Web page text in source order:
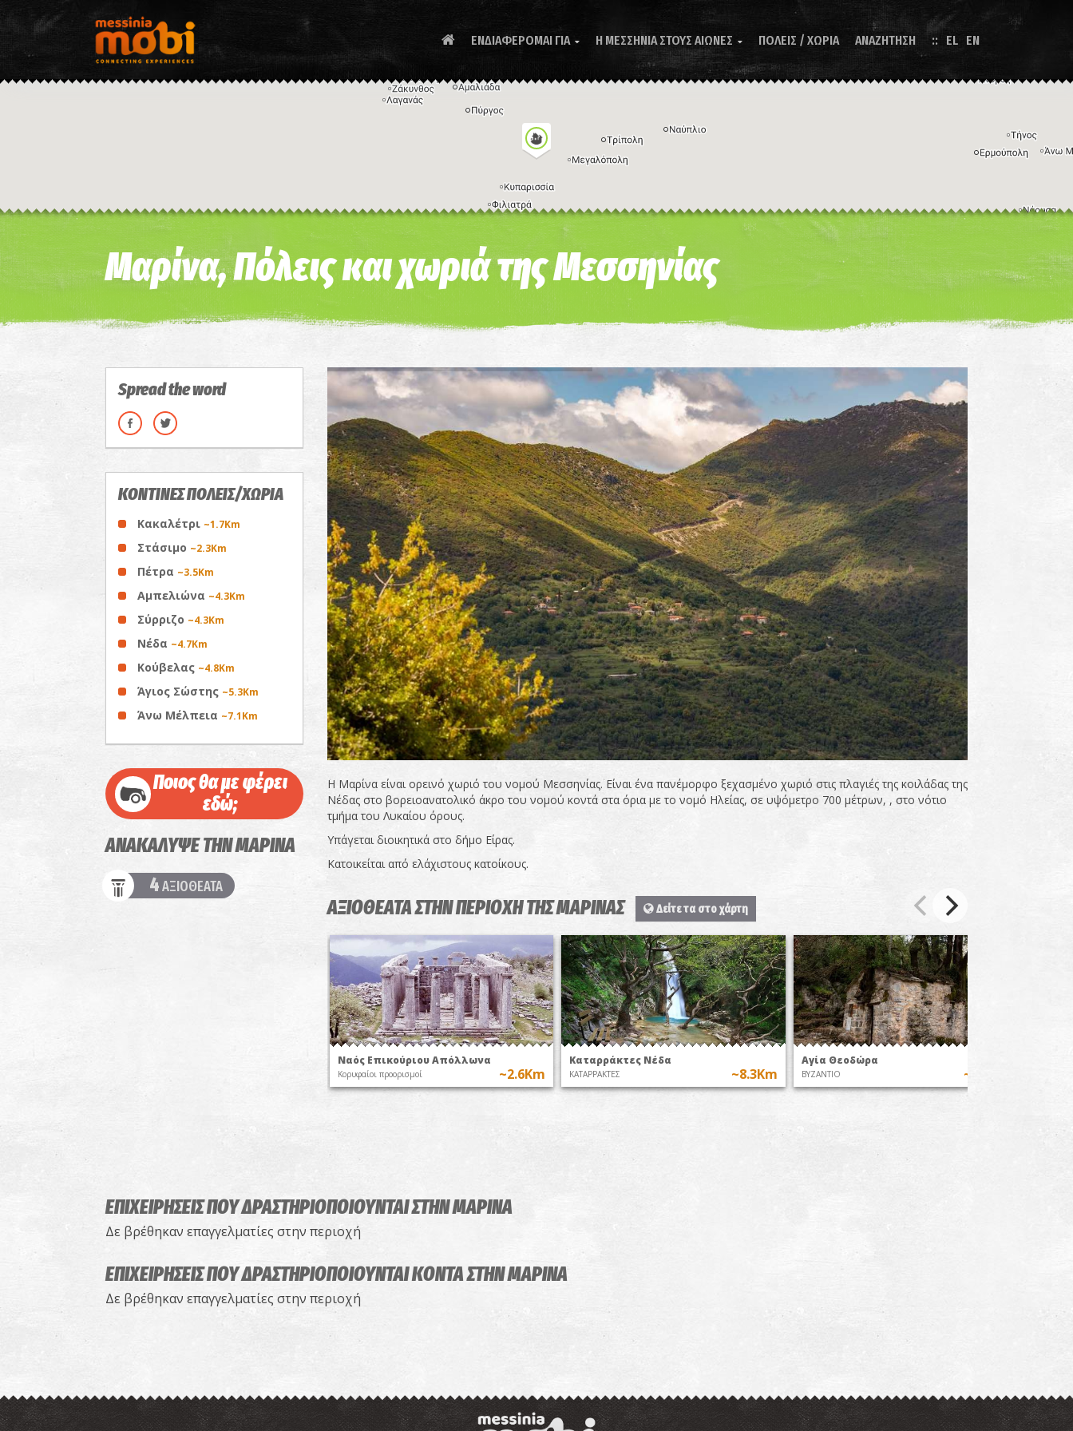
ΕΝΔΙΑΦΕΡΟΜΑΙ ΓΙΑ  Η ΜΕΣΣΗΝΙΑ ΣΤΟΥΣ ΑΙΩΝΕΣ  ΠΟΛΕΙΣ / ΧΩΡΙΑ ΑΝΑΖΗΤΗΣΗ EL EN
Συντομεύσεις πληκτρολογίου Η εικόνα ενδέχεται να υπόκειται σε πνευματικά δικαιώματα
Μαρίνα, Πόλεις και χωριά της Μεσσηνίας
Spread the word
ΚΟΝΤΙΝΕΣ ΠΟΛΕΙΣ/ΧΩΡΙΑ
Κακαλέτρι ~1.7Km
Στάσιμο ~2.3Km
Πέτρα ~3.5Km
Αμπελιώνα ~4.3Km
Σύρριζο ~4.3Km
Νέδα ~4.7Km
Κούβελας ~4.8Km
Άγιος Σώστης ~5.3Km
Άνω Μέλπεια ~7.1Km
Ποιος θα με φέρει
εδώ;
ΑΝΑΚΑΛΥΨΕ ΤΗΝ ΜΑΡΙΝΑ
4ΑΞΙΟΘΕΑΤΑ
Η Μαρίνα είναι ορεινό χωριό του νομού Μεσσηνίας. Είναι ένα πανέμορφο ξεχασμένο χωριό στις πλαγιές της κοιλάδας της
Νέδας στο βορειοανατολικό άκρο του νομού κοντά στα όρια με το νομό Ηλείας, σε υψόμετρο 700 μέτρων, , στο νότιο
τμήμα του Λυκαίου όρους.
Υπάγεται διοικητικά στο δήμο Είρας.
Κατοικείται από ελάχιστους κατοίκους.
ΑΞΙΟΘΕΑΤΑ ΣΤΗΝ ΠΕΡΙΟΧΗ ΤΗΣ ΜΑΡΙΝΑΣ Δείτε τα στο χάρτη
Ναός Επικούριου Απόλλωνα
Κορυφαίοι προορισμοί ~2.6Km
Καταρράκτες Νέδα
ΚΑΤΑΡΡΑΚΤΕΣ ~8.3Km
Αγία Θεοδώρα
ΒΥΖΑΝΤΙΟ ~8.4Km
ΕΠΙΧΕΙΡΗΣΕΙΣ ΠΟΥ ΔΡΑΣΤΗΡΙΟΠΟΙΟΥΝΤΑΙΣΤΗΝ ΜΑΡΙΝΑ
Δε βρέθηκαν επαγγελματίες στην περιοχή
ΕΠΙΧΕΙΡΗΣΕΙΣ ΠΟΥ ΔΡΑΣΤΗΡΙΟΠΟΙΟΥΝΤΑΙΚΟΝΤΑ ΣΤΗΝ ΜΑΡΙΝΑ
Δε βρέθηκαν επαγγελματίες στην περιοχή